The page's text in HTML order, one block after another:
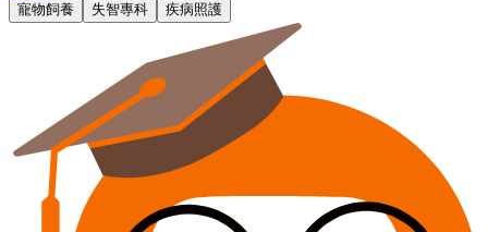
寵物飼養
失智專科 疾病照護